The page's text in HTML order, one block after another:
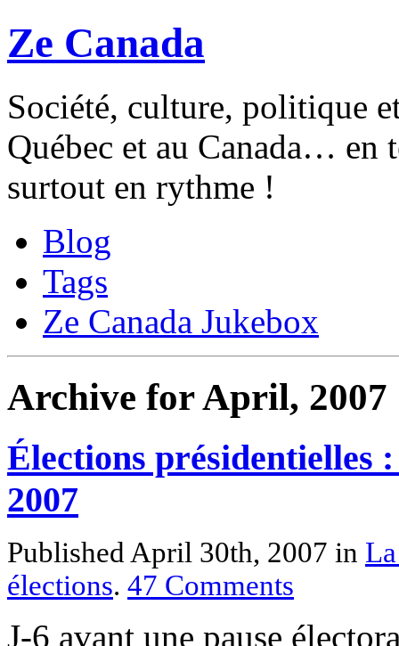
Ze Canada
Société, culture, politique
Québec et au Canada… en
surtout en rythme !
Blog
Tags
Ze Canada Jukebox
Archive for April, 2007
Élections présidentielles
2007
Published April 30th, 2007 in
élections. 47 Comments
J-6 avant une pause